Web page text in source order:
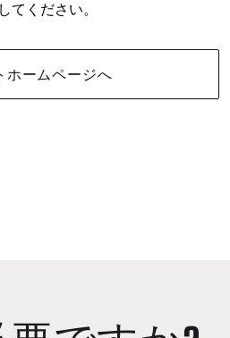
てください。
ホームページへ